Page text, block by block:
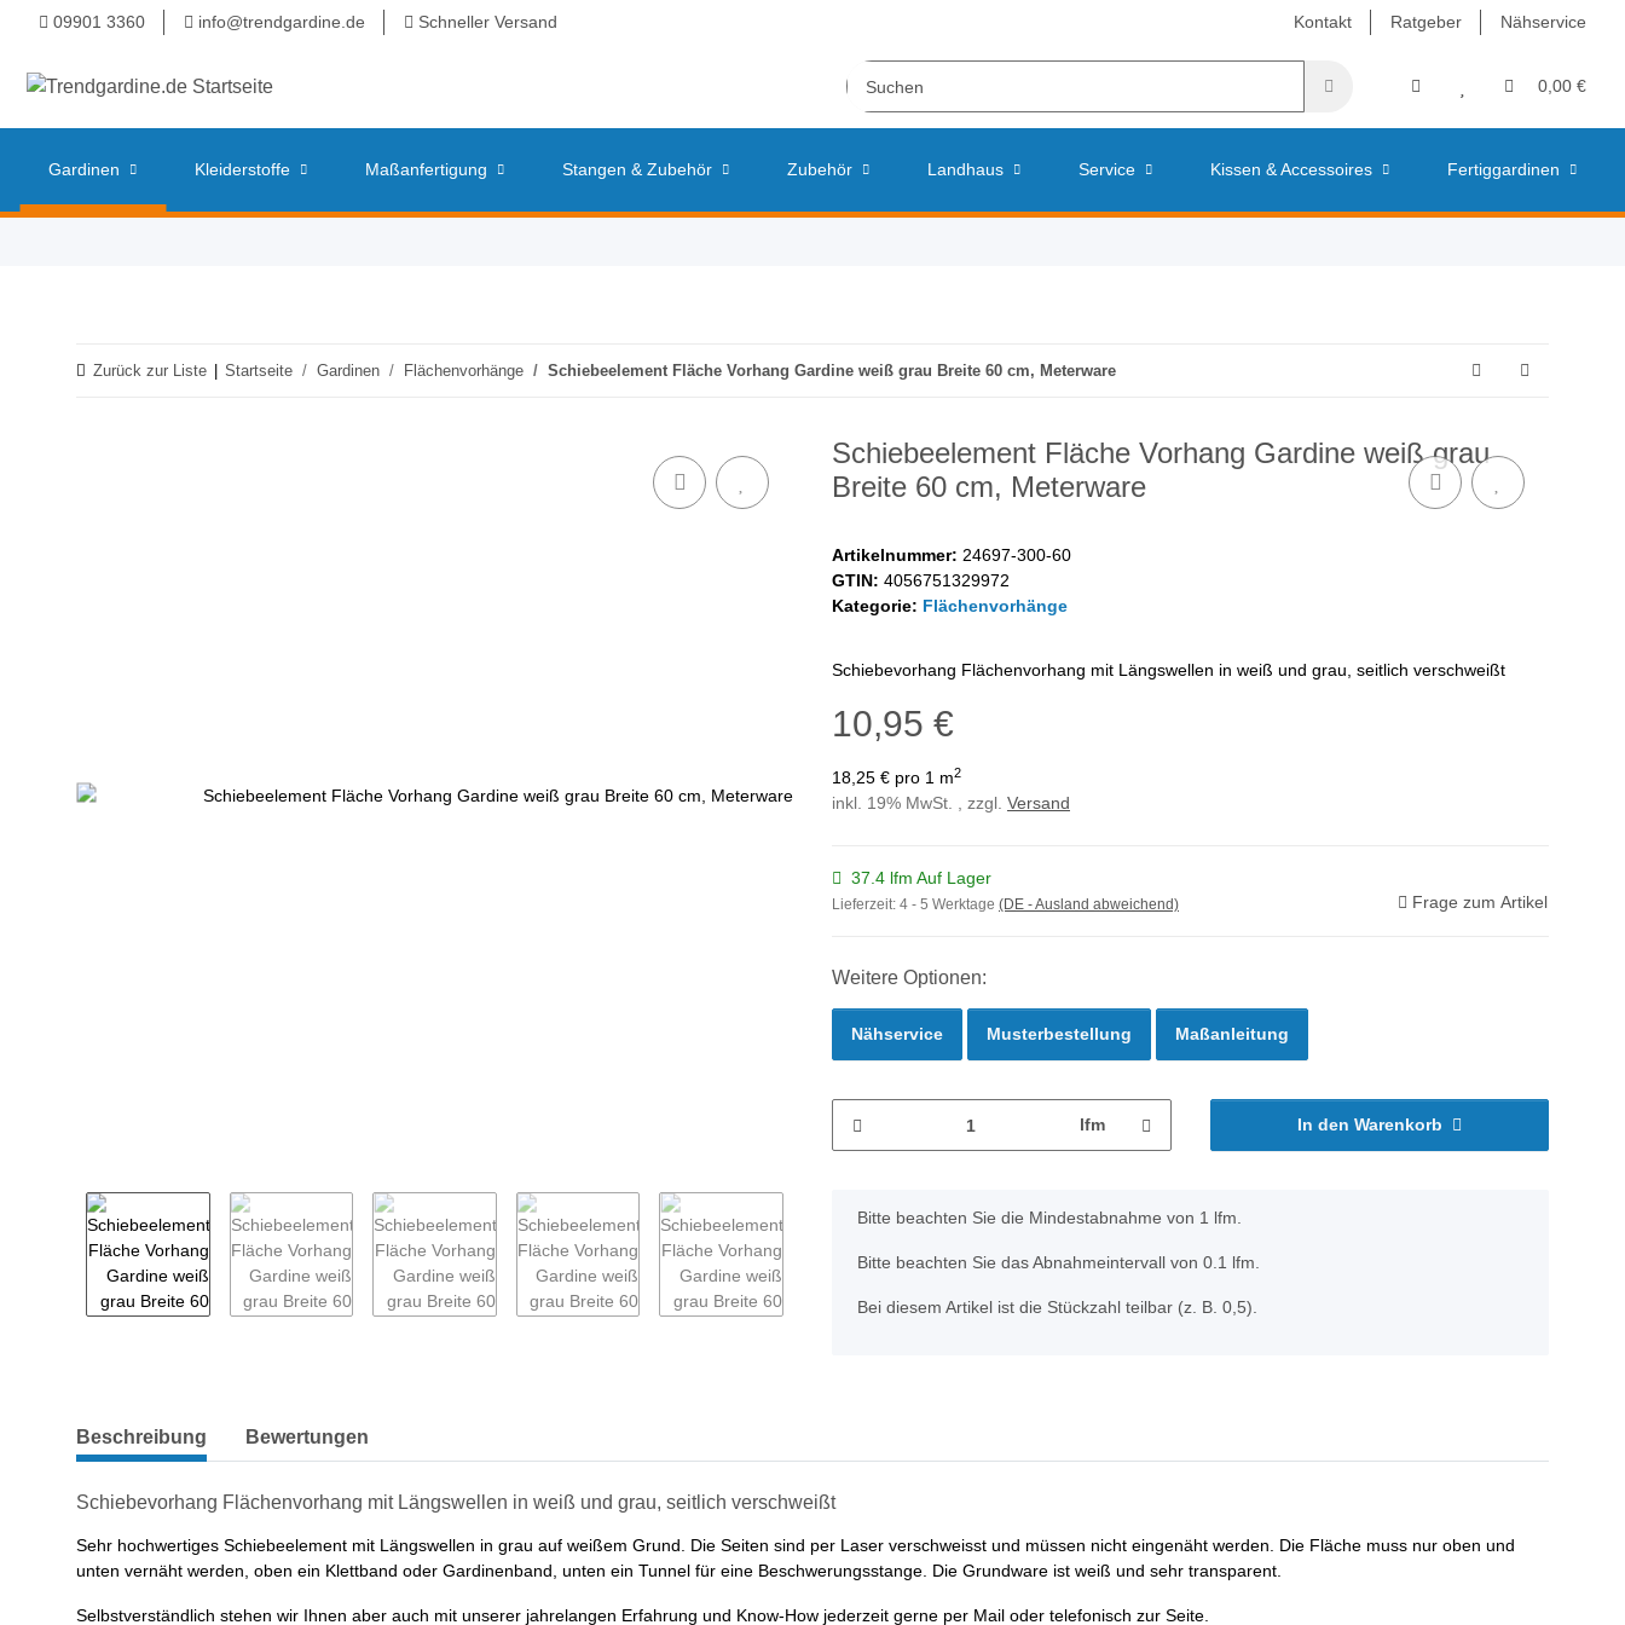
Kontakt Ratgeber Nähservice
09901 3360 info@trendgardine.de Schneller Versand
0,00 €
Gardinen Kleiderstoffe Maßanfertigung Stangen & Zubehör Zubehör Landhaus Service Kissen & Accessoires Fertiggardinen
Zurück zur Liste Startseite Gardinen Flächenvorhänge Schiebeelement Fläche Vorhang Gardine weiß grau Breite 60 cm, Meterware
Schiebeelement Fläche Vorhang Gardine weiß grau
Breite 60 cm, Meterware
Artikelnummer: 24697-300-60
GTIN: 4056751329972
Kategorie: Flächenvorhänge
Schiebevorhang Flächenvorhang mit Längswellen in weiß und grau, seitlich verschweißt
10,95 €
18,25 € pro 1 m2
inkl. 19% MwSt. , zzgl. Versand
37.4 lfm Auf Lager
Lieferzeit: 4 - 5 Werktage (DE - Ausland abweichend) Frage zum Artikel
Weitere Optionen:
Nähservice Musterbestellung Maßanleitung
lfm In den Warenkorb
x
Bitte beachten Sie die Mindestabnahme von 1 lfm.
Bitte beachten Sie das Abnahmeintervall von 0.1 lfm.
Bei diesem Artikel ist die Stückzahl teilbar (z. B. 0,5).
Beschreibung Bewertungen
Schiebevorhang Flächenvorhang mit Längswellen in weiß und grau, seitlich verschweißt
Sehr hochwertiges Schiebeelement mit Längswellen in grau auf weißem Grund. Die Seiten sind per Laser verschweisst und müssen nicht eingenäht werden. Die Fläche muss nur oben und
unten vernäht werden, oben ein Klettband oder Gardinenband, unten ein Tunnel für eine Beschwerungsstange. Die Grundware ist weiß und sehr transparent.
Selbstverständlich stehen wir Ihnen aber auch mit unserer jahrelangen Erfahrung und Know-How jederzeit gerne per Mail oder telefonisch zur Seite.